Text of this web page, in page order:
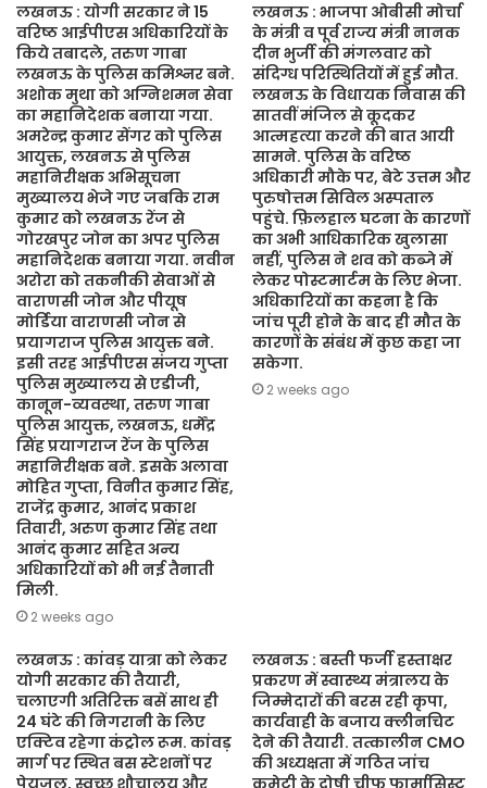
लखनऊ : योगी सरकार ने 15
वरिष्ठ आईपीएस अधिकारियों के
किये तबादले, तरुण गाबा
लखनऊ के पुलिस कमिश्नर बने.
अशोक मुथा को अग्निशमन सेवा
का महानिदेशक बनाया गया.
अमरेन्द्र कुमार सेंगर को पुलिस
आयुक्त, लखनऊ से पुलिस
महानिरीक्षक अभिसूचना
मुख्यालय भेजे गए जबकि राम
कुमार को लखनऊ रेंज से
गोरखपुर जोन का अपर पुलिस
महानिदेशक बनाया गया. नवीन
अरोरा को तकनीकी सेवाओं से
वाराणसी जोन और पीयूष
मोर्डिया वाराणसी जोन से
प्रयागराज पुलिस आयुक्त बने.
इसी तरह आईपीएस संजय गुप्ता
पुलिस मुख्यालय से एडीजी,
कानून-व्यवस्था, तरुण गाबा
पुलिस आयुक्त, लखनऊ, धर्मेंद्र
सिंह प्रयागराज रेंज के पुलिस
महानिरीक्षक बने. इसके अलावा
मोहित गुप्ता, विनीत कुमार सिंह,
राजेंद्र कुमार, आनंद प्रकाश
तिवारी, अरुण कुमार सिंह तथा
आनंद कुमार सहित अन्य
अधिकारियों को भी नई तैनाती
मिली.
2 weeks ago
लखनऊ : भाजपा ओबीसी मोर्चा
के मंत्री व पूर्व राज्य मंत्री नानक
दीन भुर्जी की मंगलवार को
संदिग्ध परिस्थितियों में हुई मौत.
लखनऊ के विधायक निवास की
सातवीं मंजिल से कूदकर
आत्महत्या करने की बात आयी
सामने. पुलिस के वरिष्ठ
अधिकारी मौके पर, बेटे उत्तम और
पुरुषोत्तम सिविल अस्पताल
पहुंचे. फ़िलहाल घटना के कारणों
का अभी आधिकारिक खुलासा
नहीं, पुलिस ने शव को कब्जे में
लेकर पोस्टमार्टम के लिए भेजा.
अधिकारियों का कहना है कि
जांच पूरी होने के बाद ही मौत के
कारणों के संबंध में कुछ कहा जा
सकेगा.
2 weeks ago
लखनऊ : कांवड़ यात्रा को लेकर
योगी सरकार की तैयारी,
चलाएगी अतिरिक्त बसें साथ ही
24 घंटे की निगरानी के लिए
एक्टिव रहेगा कंट्रोल रूम. कांवड़
मार्ग पर स्थित बस स्टेशनों पर
पेयजल, स्वच्छ शौचालय और
लखनऊ : बस्ती फर्जी हस्ताक्षर
प्रकरण में स्वास्थ्य मंत्रालय के
जिम्मेदारों की बरस रही कृपा,
कार्यवाही के बजाय क्लीनचिट
देने की तैयारी. तत्कालीन CMO
की अध्यक्षता में गठित जांच
कमेटी के दोषी चीफ फार्मासिस्ट